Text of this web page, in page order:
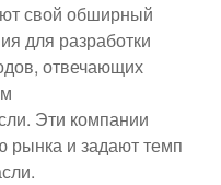
свой обширный
для разработки
отвечающих
Эти компании
рынка и задают темп